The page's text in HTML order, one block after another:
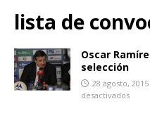
lista de
Oscar
selección
28 agosto, 2015
desactivados